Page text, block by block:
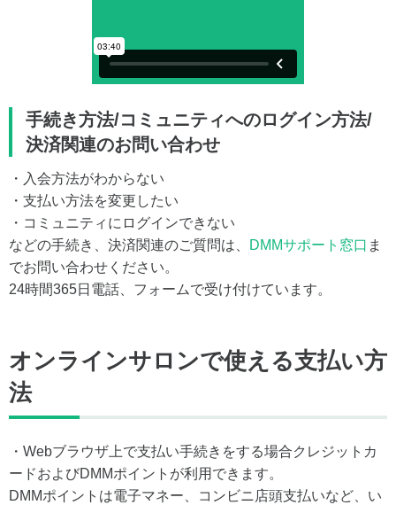
手続き方法/コミュニティへのログイン方法/
決済関連のお問い合わせ
・入会方法がわからない
・支払い方法を変更したい
・コミュニティにログインできない
などの手続き、決済関連のご質問は、
DMMサポート窓口 ま
でお問い合わせください。
24時間365日電話、フォームで受け付けています。
オンラインサロンで使える支払い方
法
・Webブラウザ上で支払い手続きをする場合クレジットカ
ードおよびDMMポイントが利用できます。
DMMポイントは電子マネー、コンビニ店頭支払いなど、い